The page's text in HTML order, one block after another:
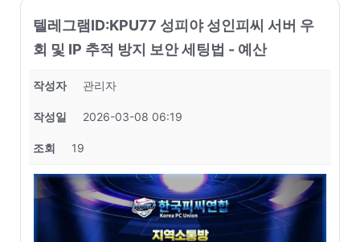
텔레그램ID:KPU77 성피야 성인피씨 서버 우
회 및 IP 추적 방지 보안 세팅법 - 예산
작성자 관리자
작성일 2026-03-08 06:19
조회 19